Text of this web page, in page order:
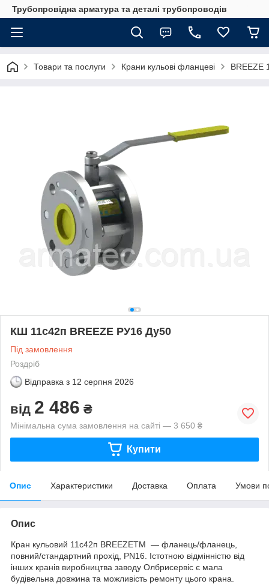
Трубопровідна арматура та деталі трубопроводів
Товари та послуги Крани кульові фланцеві BREEZE
КШ 11с42п BREEZE РУ16 Ду50
Під замовлення
Роздріб
Відправка з 12 серпня 2026
від 2 486 ₴
Мінімальна сума замовлення на сайті — 3 650 ₴
Купити
Опис Характеристики Доставка Оплата Умови
Опис
Кран кульовий 11с42п BREEZETM — фланець/фланець,
повний/стандартний прохід, PN16. Істотною відмінністю від
інших кранів виробництва заводу Олбрисервіс є мала
будівельна довжина та можливість ремонту цього крана.